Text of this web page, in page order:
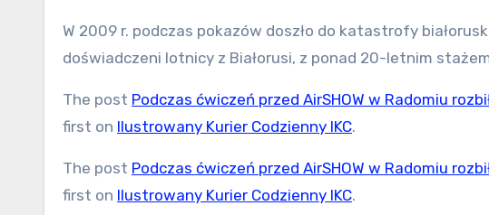
W 2009 r. podczas pokazów doszło do katastrofy
doświadczeni lotnicy z Białorusi, z ponad 20-letnim
The post Podczas ćwiczeń przed AirSHOW w Radomiu
first on Ilustrowany Kurier Codzienny IKC.
The post Podczas ćwiczeń przed AirSHOW w Radomiu
first on Ilustrowany Kurier Codzienny IKC.